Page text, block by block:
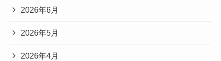
2026年6月
2026年5月
2026年4月